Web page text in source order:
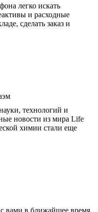
легко искать
и расходные
сделать заказ и
технологий и
новости из мира Life
химии стали еще
вами в ближайшее время.